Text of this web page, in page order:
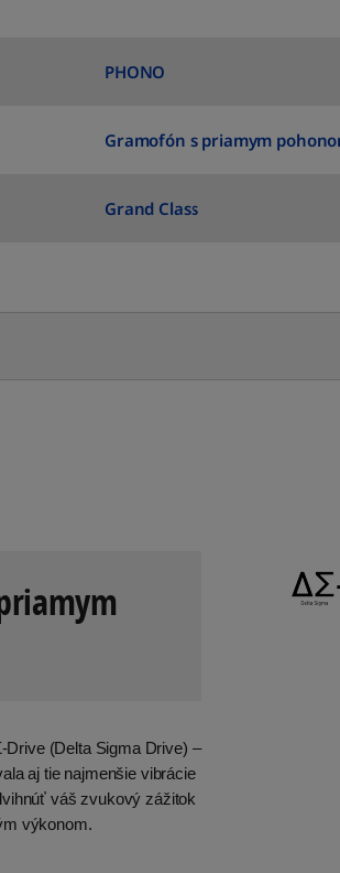
PHONO
Gramofón s priamym
Grand Class
(Delta Sigma Drive) –
aj tie najmenšie vibrácie
váš zvukový zážitok
výkonom.